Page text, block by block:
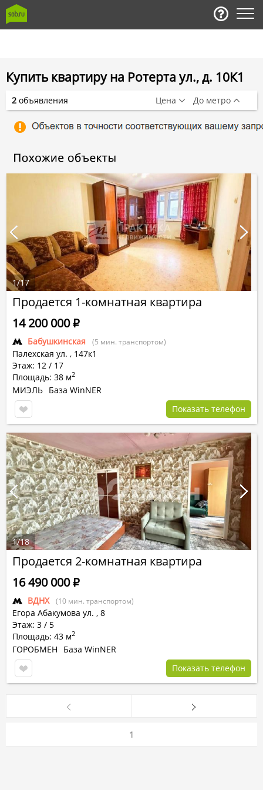
Купить квартиру на Ротерта ул., д. 10К1
Продается 1-комнатная квартира
Бабушкинская (5 мин. транспортом)
Палехская ул. , 147к1
Этаж: 12 / 17
Площадь: 38 м2
14 200 000Р
МИЭЛЬ База WinNER
Показать телефон
1/17
Продается 2-комнатная квартира
ВДНХ (10 мин. транспортом)
Егора Абакумова ул. , 8
Этаж: 3 / 5
Площадь: 43 м2
16 490 000Р
ГОРОБМЕН
База WinNER
Показать телефон
1/18
2 объявления Цена До метро
1